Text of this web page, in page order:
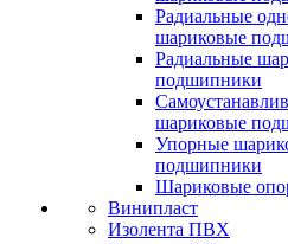
Радиальные
шариковые
Радиальные
подшипники
шариковые
Упорные
подшипники
Шариковые
Винипласт
Изолента ПВХ